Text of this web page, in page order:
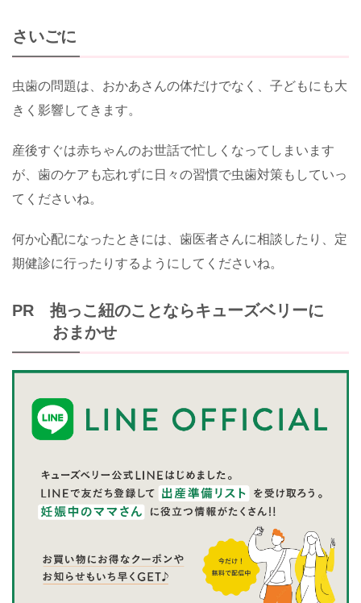
さいごに
虫歯の問題は、おかあさんの体だけでなく、子どもにも大
きく影響してきます。
産後すぐは赤ちゃんのお世話で忙しくなってしまいます
が、歯のケアも忘れずに日々の習慣で虫歯対策もしていっ
てくださいね。
何か心配になったときには、歯医者さんに相談したり、定
期健診に行ったりするようにしてくださいね。
PR 抱っこ紐のことならキューズベリーに
おまかせ